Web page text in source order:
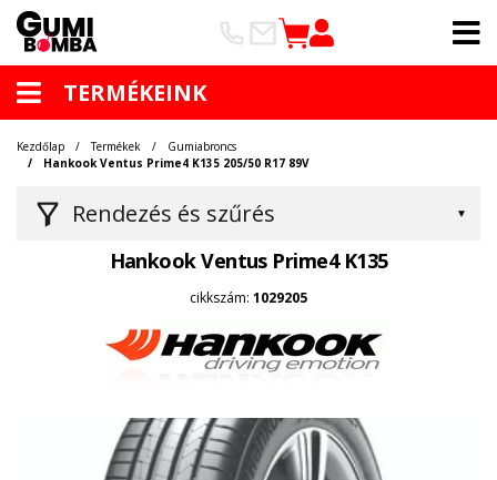
TERMÉKEINK
Rendezés és szűrés
Kezdőlap Termékek
Gumiabroncs
Hankook Ventus Prime4 K135 205/50 R17 89V
Hankook Ventus Prime4 K135
cikkszám: 1029205